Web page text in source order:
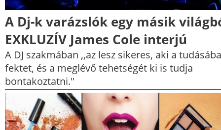
A Dj-k varázslók egy másik
EXKLUZÍV James Cole interjú
A DJ szakmában ,,az lesz sikeres, aki a tudásába
fektet, és a meglévő tehetségét ki is tudja
bontakoztatni."